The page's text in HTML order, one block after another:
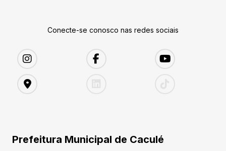
Conecte-se conosco nas redes sociais
Prefeitura Municipal de Caculé